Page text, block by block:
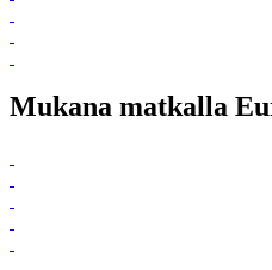
Mukana matkalla